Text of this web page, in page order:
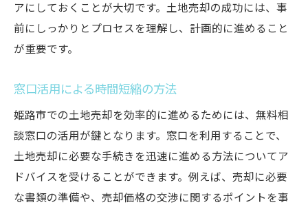
アにしておくことが大切です。土地売却の成功には、事
前にしっかりとプロセスを理解し、計画的に進めること
が重要です。
窓口活用による時間短縮の方法
姫路市での土地売却を効率的に進めるためには、無料相
談窓口の活用が鍵となります。窓口を利用することで、
土地売却に必要な手続きを迅速に進める方法についてア
ドバイスを受けることができます。例えば、売却に必要
な書類の準備や、売却価格の交渉に関するポイントを事